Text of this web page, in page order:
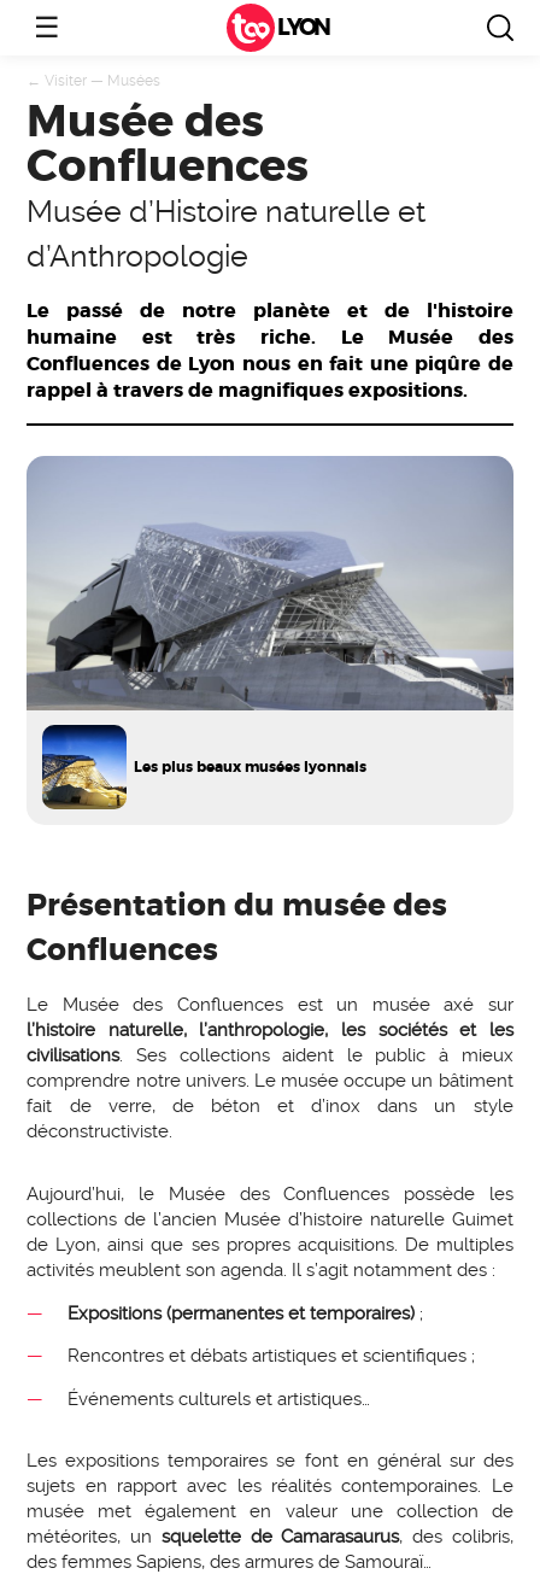
☰ LYON
←Visiter — Musées
Musée des
Confluences
Musée d’Histoire naturelle et
d’Anthropologie
Le passé de notre planète et de l'histoire
humaine est très riche. Le Musée des
Confluences de Lyon nous en fait une piqûre de
rappel à travers de magnifiques expositions.
Les plus beaux musées lyonnais
Présentation du musée des
Confluences
Le Musée des Confluences est un musée axé sur
l’histoire naturelle, l’anthropologie, les sociétés et les
civilisations. Ses collections aident le public à mieux
comprendre notre univers. Le musée occupe un bâtiment
fait de verre, de béton et d’inox dans un style
déconstructiviste.
Aujourd’hui, le Musée des Confluences possède les
collections de l’ancien Musée d’histoire naturelle Guimet
de Lyon, ainsi que ses propres acquisitions. De multiples
activités meublent son agenda. Il s’agit notamment des :
Expositions (permanentes et temporaires);
Rencontres et débats artistiques et scientifiques ;
Événements culturels et artistiques…
Les expositions temporaires se font en général sur des
sujets en rapport avec les réalités contemporaines. Le
musée met également en valeur une collection de
météorites, un squelette de Camarasaurus, des colibris,
des femmes Sapiens, des armures de Samouraï…